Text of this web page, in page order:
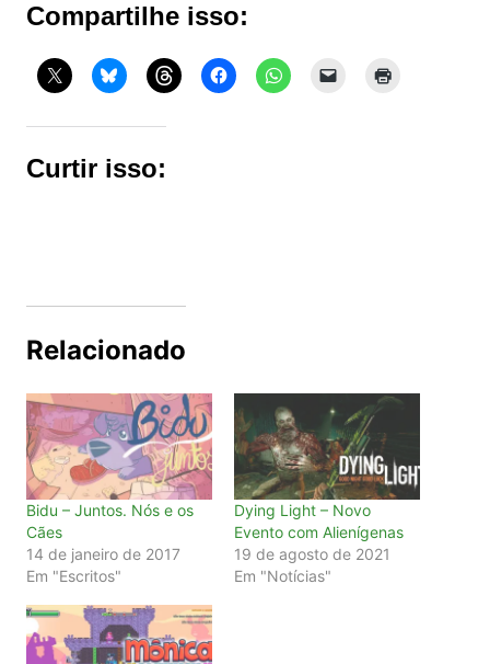
Compartilhe isso:
Curtir isso:
Relacionado
Bidu – Juntos. Nós e os
Cães
14 de janeiro de 2017
Em "Escritos"
Dying Light – Novo
Evento com Alienígenas
19 de agosto de 2021
Em "Notícias"